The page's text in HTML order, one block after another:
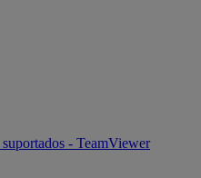
- TeamViewer